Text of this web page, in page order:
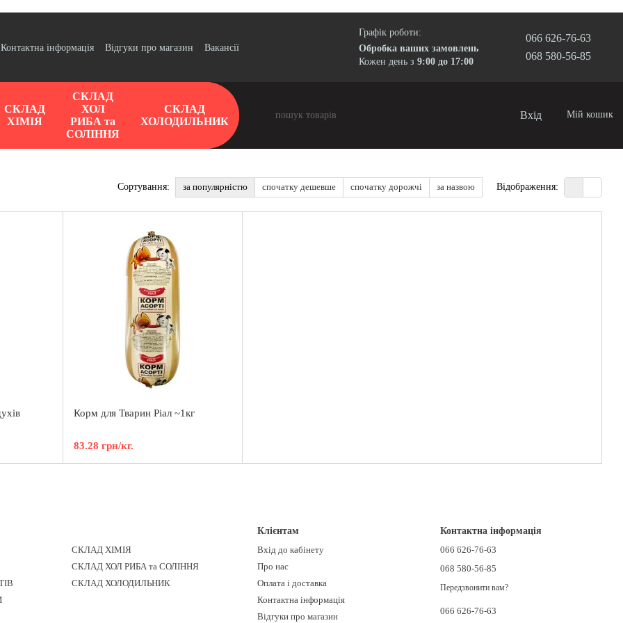
Контактна інформація Відгуки про магазин Вакансії
Графік роботи:
Обробка ваших замовлень
Кожен день з 9:00 до 17:00
066 626-76-63
068 580-56-85
СКЛАД
ХІМІЯ
СКЛАД
ХОЛ
РИБА та
СОЛІННЯ
СКЛАД
ХОЛОДИЛЬНИК
Вхід Мій кошик
Сортування: за популярністю спочатку дешевше спочатку дорожчі за назвою Відображення:
Корм для Тварин Ріал ~1кг
83.28 грн/кг.
СКЛАД ХІМІЯ
СКЛАД ХОЛ РИБА та СОЛІННЯ
СКЛАД ХОЛОДИЛЬНИК
Клієнтам
Вхід до кабінету
Про нас
Оплата і доставка
Контактна інформація
Відгуки про магазин
Контактна інформація
066 626-76-63
068 580-56-85
Передзвонити вам?
066 626-76-63